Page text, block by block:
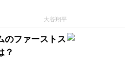
大谷翔平
のファーストス
？